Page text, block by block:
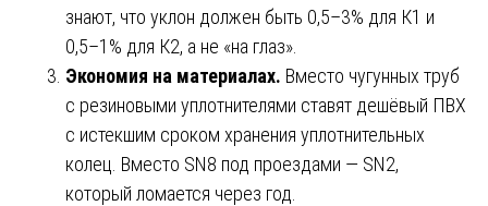
знают, что уклон должен быть 0,5–3% для К1 и
0,5–1% для К2, а не «на глаз».
Экономия на материалах. Вместо чугунных труб
с резиновыми уплотнителями ставят дешёвый ПВХ
с истекшим сроком хранения уплотнительных
колец. Вместо SN8 под проездами — SN2,
который ломается через год.